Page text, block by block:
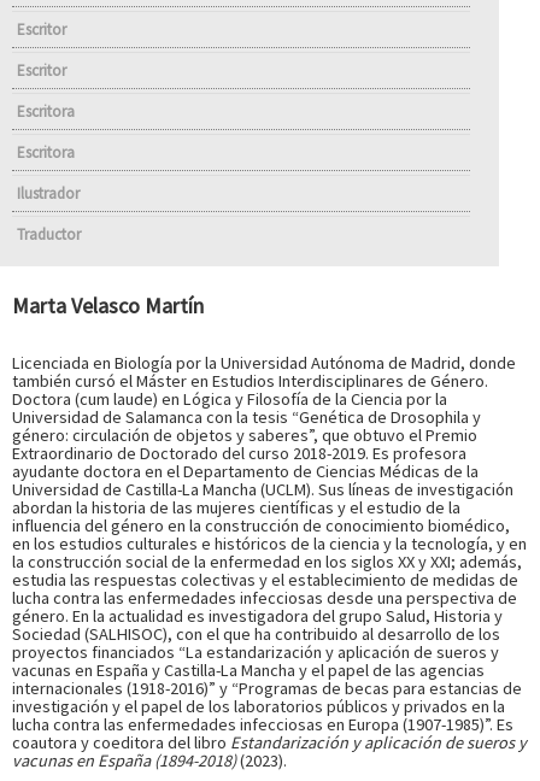
Escritor
Escritor
Escritora
Escritora
Ilustrador
Traductor
Marta Velasco Martín
Licenciada en Biología por la Universidad Autónoma de Madrid, donde
también cursó el Máster en Estudios Interdisciplinares de Género.
Doctora (cum laude) en Lógica y Filosofía de la Ciencia por la
Universidad de Salamanca con la tesis “Genética de Drosophila y
género: circulación de objetos y saberes”, que obtuvo el Premio
Extraordinario de Doctorado del curso 2018-2019. Es profesora
ayudante doctora en el Departamento de Ciencias Médicas de la
Universidad de Castilla-La Mancha (UCLM). Sus líneas de investigación
abordan la historia de las mujeres científicas y el estudio de la
influencia del género en la construcción de conocimiento biomédico,
en los estudios culturales e históricos de la ciencia y la tecnología, y en
la construcción social de la enfermedad en los siglos XX y XXI; además,
estudia las respuestas colectivas y el establecimiento de medidas de
lucha contra las enfermedades infecciosas desde una perspectiva de
género. En la actualidad es investigadora del grupo Salud, Historia y
Sociedad (SALHISOC), con el que ha contribuido al desarrollo de los
proyectos financiados “La estandarización y aplicación de sueros y
vacunas en España y Castilla-La Mancha y el papel de las agencias
internacionales (1918-2016)” y “Programas de becas para estancias de
investigación y el papel de los laboratorios públicos y privados en la
lucha contra las enfermedades infecciosas en Europa (1907-1985)”. Es
coautora y coeditora del libro Estandarización y aplicación de sueros y
vacunas en España (1894-2018)(2023).